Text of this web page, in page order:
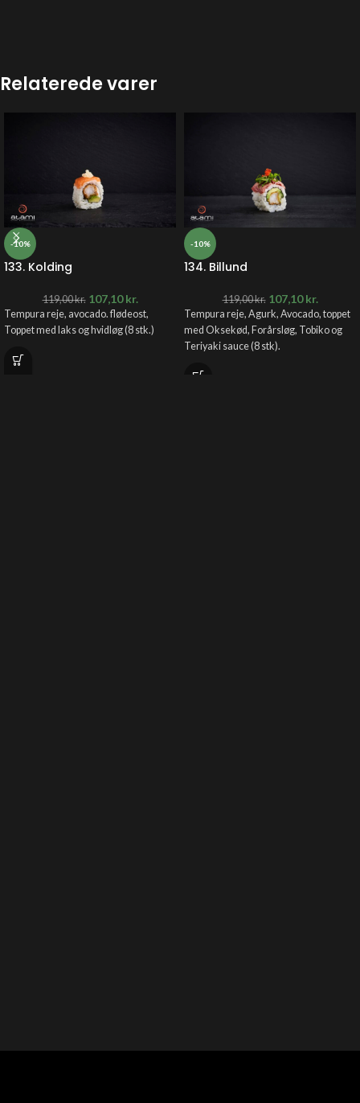
Relaterede varer
-10%
133. Kolding
119,00kr. 107,10kr.
Tempura reje, avocado. flødeost,
Toppet med laks og hvidløg (8 stk.)
-10%
134. Billund
119,00kr. 107,10kr.
Tempura reje, Agurk, Avocado, toppet
med Oksekød, Forårsløg, Tobiko og
Teriyaki sauce (8 stk).